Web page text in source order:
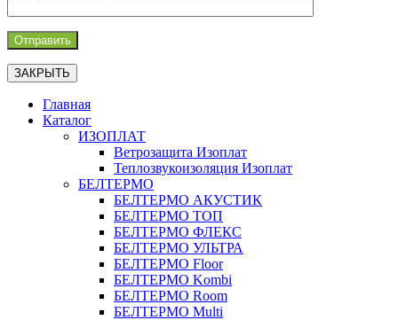
ЗАКРЫТЬ
Главная
Каталог
ИЗОПЛАТ
Ветрозащита Изоплат
Теплозвукоизоляция Изоплат
БЕЛТЕРМО
БЕЛТЕРМО АКУСТИК
БЕЛТЕРМО ТОП
БЕЛТЕРМО ФЛЕКС
БЕЛТЕРМО УЛЬТРА
БЕЛТЕРМО Floor
БЕЛТЕРМО Kombi
БЕЛТЕРМО Room
БЕЛТЕРМО Multi